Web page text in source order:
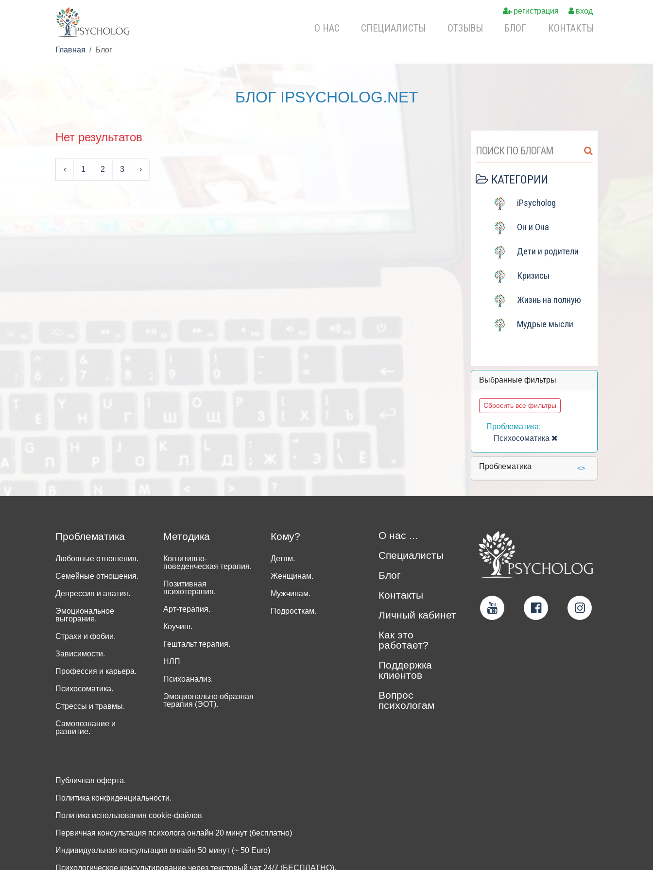
регистрация вход
О НАС СПЕЦИАЛИСТЫ ОТЗЫВЫ БЛОГ КОНТАКТЫ
Главная Блог
БЛОГ IPSYCHOLOG.NET
ПОИСК ПО БЛОГАМ
КАТЕГОРИИ
iPsycholog
Он и Она
Дети и родители
Кризисы
Жизнь на полную
Мудрые мысли
Выбранные фильтры
Сбросить все фильтры
Проблематика:
Психосоматика
Проблематика <>
Нет результатов
‹ 1 2 3 ›
Проблематика
Любовные отношения.
Семейные отношения.
Депрессия и апатия.
Эмоциональное
выгорание.
Страхи и фобии.
Зависимости.
Профессия и карьера.
Психосоматика.
Стрессы и травмы.
Самопознание и
развитие.
Методика
Когнитивно-
поведенческая терапия.
Позитивная
психотерапия.
Арт-терапия.
Коучинг.
Гештальт терапия.
НЛП
Психоанализ.
Эмоционально образная
терапия (ЭОТ).
Кому?
Детям.
Женщинам.
Мужчинам.
Подросткам.
Публичная оферта.
Политика конфиденциальности.
Политика использования cookie-файлов
Первичная консультация психолога онлайн 20 минут (бесплатно)
Индивидуальная консультация онлайн 50 минут (~ 50 Euro)
Психологическое консультирование через текстовый чат 24/7 (БЕСПЛАТНО).
О нас ...
Специалисты
Блог
Контакты
Личный кабинет
Как это
работает?
Поддержка
клиентов
Вопрос
психологам